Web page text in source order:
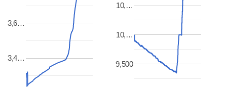
3,4…
3,6…
9,500
10,…
10,…